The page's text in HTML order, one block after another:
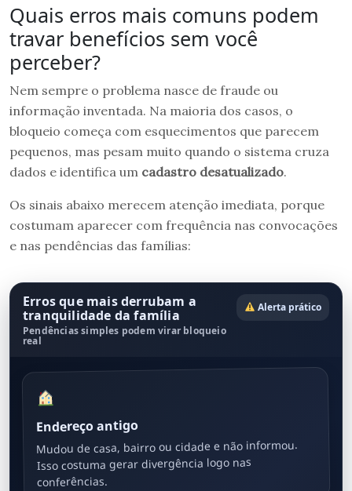
Quais erros mais comuns podem
travar benefícios sem você
perceber?
Nem sempre o problema nasce de fraude ou
informação inventada. Na maioria dos casos, o
bloqueio começa com esquecimentos que parecem
pequenos, mas pesam muito quando o sistema cruza
dados e identifica um cadastro desatualizado.
Os sinais abaixo merecem atenção imediata, porque
costumam aparecer com frequência nas convocações
e nas pendências das famílias:
Erros que mais derrubam a
tranquilidade da família
Pendências simples podem virar bloqueio
real
Alerta prático
Endereço antigo
Mudou de casa, bairro ou cidade e não informou.
Isso costuma gerar divergência logo nas
conferências.